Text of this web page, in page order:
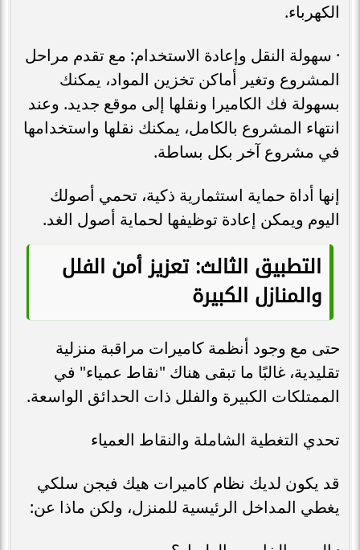
الكهرباء.
· سهولة النقل وإعادة الاستخدام: مع تقدم مراحل
المشروع وتغير أماكن تخزين المواد، يمكنك
بسهولة فك الكاميرا ونقلها إلى موقع جديد. وعند
انتهاء المشروع بالكامل، يمكنك نقلها واستخدامها
في مشروع آخر بكل بساطة.
إنها أداة حماية استثمارية ذكية، تحمي أصولك
اليوم ويمكن إعادة توظيفها لحماية أصول الغد.
التطبيق الثالث: تعزيز أمن الفلل
والمنازل الكبيرة
حتى مع وجود أنظمة كاميرات مراقبة منزلية
تقليدية، غالبًا ما تبقى هناك "نقاط عمياء" في
الممتلكات الكبيرة والفلل ذات الحدائق الواسعة.
تحدي التغطية الشاملة والنقاط العمياء
قد يكون لديك نظام كاميرات هيك فيجن سلكي
يغطي المداخل الرئيسية للمنزل، ولكن ماذا عن: